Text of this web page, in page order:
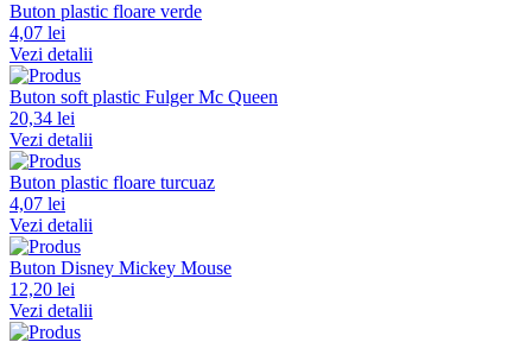
Buton plastic floare verde
4,07 lei
Vezi detalii
Buton soft plastic Fulger Mc Queen
20,34 lei
Vezi detalii
Buton plastic floare turcuaz
4,07 lei
Vezi detalii
Buton Disney Mickey Mouse
12,20 lei
Vezi detalii